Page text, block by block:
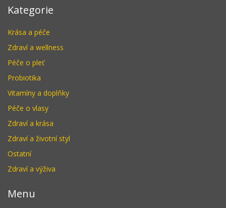
Kategorie
Krása a péče
Zdraví a wellness
Péče o pleť
Probiotika
Vitamíny a doplňky
Péče o vlasy
Zdraví a krása
Zdraví a životní styl
Ostatní
Zdraví a výživa
Menu